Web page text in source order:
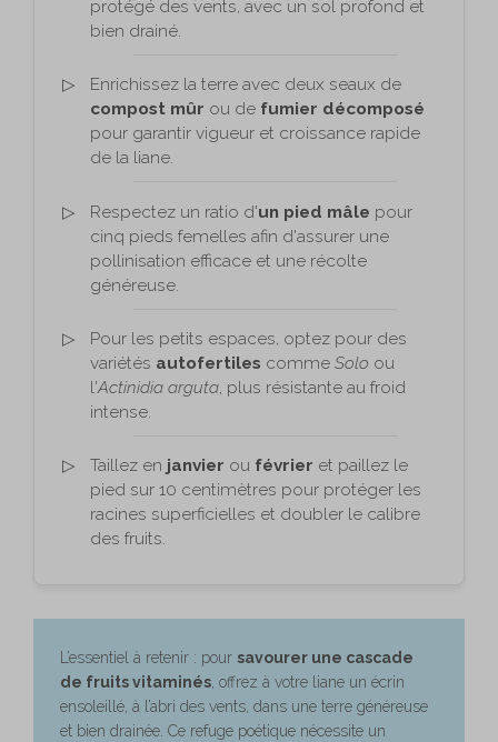
protégé des vents, avec un sol profond et
bien drainé.
Enrichissez la terre avec deux seaux de
compost mûr ou de fumier décomposé
pour garantir vigueur et croissance rapide
de la liane.
Respectez un ratio d'un pied mâle pour
cinq pieds femelles afin d'assurer une
pollinisation efficace et une récolte
généreuse.
Pour les petits espaces, optez pour des
variétés autofertiles comme Solo ou
l'Actinidia arguta, plus résistante au froid
intense.
Taillez en janvier ou février et paillez le
pied sur 10 centimètres pour protéger les
racines superficielles et doubler le calibre
des fruits.
L’essentiel à retenir : pour savourer une cascade
de fruits vitaminés, offrez à votre liane un écrin
ensoleillé, à l’abri des vents, dans une terre généreuse
et bien drainée. Ce refuge poétique nécessite un